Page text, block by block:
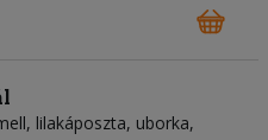
lilakáposzta, uborka,